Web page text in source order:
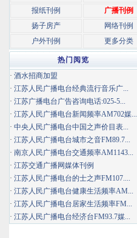
报纸刊例
广播刊例
扬子房产
网络刊例
户外刊例
更多分类
热门阅览
· 酒水招商加盟
· 江苏人民广播电台经典流行音乐广...
· 江苏广播电台广告咨询电话:025-5...
· 江苏人民广播电台新闻频率AM702媒...
· 中央人民广播电台中国之声价目表...
· 江苏人民广播电台城市之音FM89.7...
· 南京人民广播电台交通频率AM1143...
· 江苏交通广播网媒体刊例
· 江苏人民广播电台的士之声FM107....
· 江苏人民广播电台健康生活频率AM...
· 江苏人民广播电台居家生活频率FM...
· 江苏人民广播电台经济台FM93.7媒...